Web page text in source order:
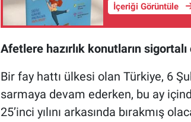
İçeriği Görüntüle
Afetlere hazırlık konutların sigortalı
Bir fay hattı ülkesi olan Türkiye, 6
sarmaya devam ederken, bu ay
25’inci yılını arkasında bırakmış